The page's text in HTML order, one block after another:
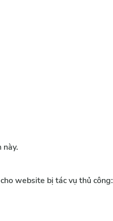
này.
website bị tác vụ thủ công: